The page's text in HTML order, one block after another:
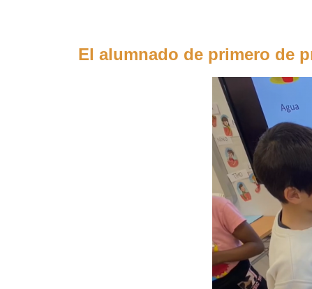
El alumnado de primero de